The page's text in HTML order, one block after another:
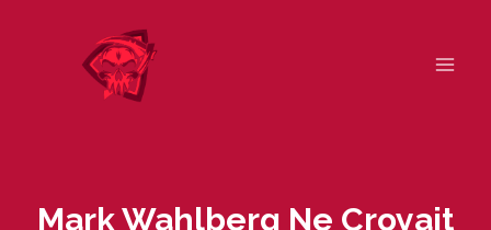
Mark Wahlberg Ne Croyait